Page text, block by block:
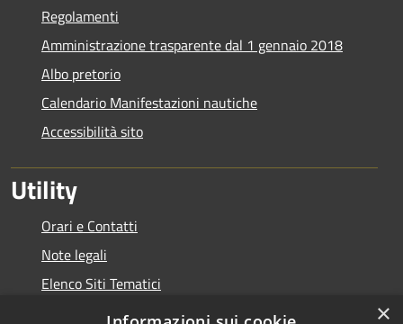
Regolamenti
Amministrazione trasparente dal 1 gennaio 2018
Albo pretorio
Calendario Manifestazioni nautiche
Accessibilità sito
Utility
Orari e Contatti
Note legali
Elenco Siti Tematici
×